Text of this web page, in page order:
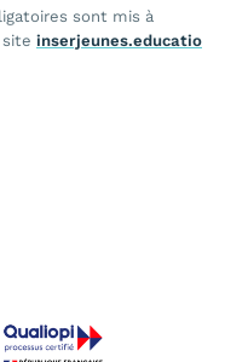
sont mis à
site inserjeunes.educatio